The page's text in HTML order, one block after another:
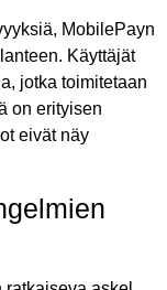
MobilePayn
Käyttäjät
jotka toimitetaan
on erityisen
eivät näy